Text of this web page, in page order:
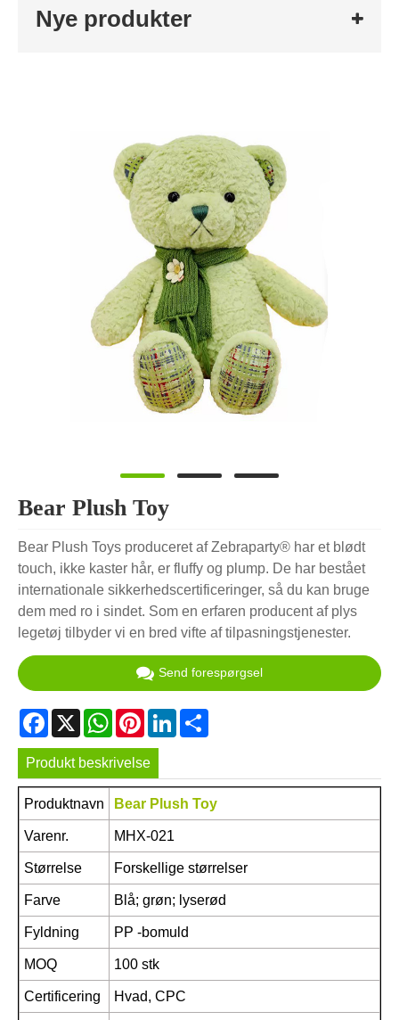
Nye produkter
Bear Plush Toy
Bear Plush Toys produceret af Zebraparty® har et blødt
touch, ikke kaster hår, er fluffy og plump. De har bestået
internationale sikkerhedscertificeringer, så du kan bruge
dem med ro i sindet. Som en erfaren producent af plys
legetøj tilbyder vi en bred vifte af tilpasningstjenester.
Send forespørgsel
Facebook
X WhatsApp
PinterestLinkedIn
Produkt beskrivelse
Produktnavn Bear Plush Toy
Varenr. MHX-021
Størrelse Forskellige størrelser
Farve Blå; grøn; lyserød
Fyldning PP -bomuld
MOQ 100 stk
Certificering Hvad, CPC